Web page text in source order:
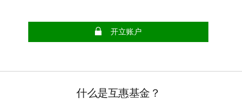
开立账户
什么是互惠基金？